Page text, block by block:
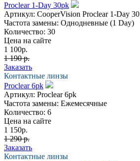
Proclear 1-Day 30pk
Артикул: CooperVision Proclear 1-Day 30
Частота замены: Однодневные (1 Day)
Количество: 30
Цена на сайте
1 100р.
1 190 р.
Заказать
Контактные линзы
Proclear 6pk
Артикул: Proclear 6pk
Частота замены: Ежемесячные
Количество: 6
Цена на сайте
1 150р.
1 290 р.
Заказать
Контактные линзы